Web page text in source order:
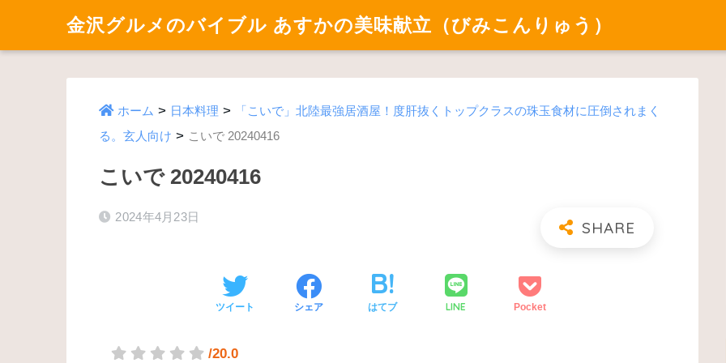
金沢グルメのバイブル あすかの美味献立（びみこんりゅう）
ホーム > 日本料理 >
「こいで」北陸最強居酒屋！度肝抜くトップクラスの珠玉食材に圧倒されまく
る。玄人向け > こいで 20240416
こいで 20240416
2024年4月23日
ツイート シェア はてブ LINE Pocket
/20.0